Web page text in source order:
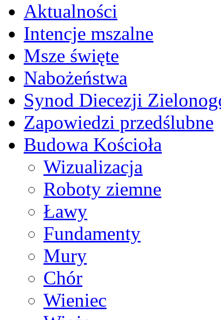
Aktualności
Intencje mszalne
Msze święte
Nabożeństwa
Synod Diecezji
Zapowiedzi przedślubne
Budowa Kościoła
Wizualizacja
Roboty ziemne
Ławy
Fundamenty
Mury
Chór
Wieniec